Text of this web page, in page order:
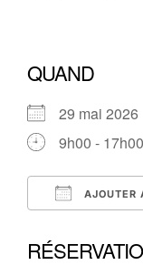
QUAND
29 mai 2026
9h00 - 17h00
AJOUTER